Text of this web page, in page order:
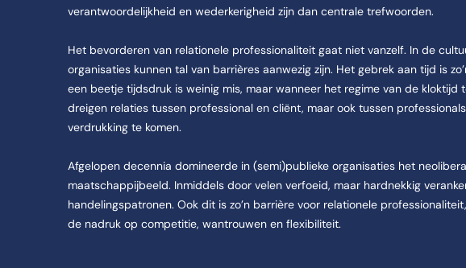
verantwoordelijkheid en wederkerigheid zijn dan centrale trefwoorden.
Het bevorderen van relationele professionaliteit gaat niet vanzelf. In de
organisaties kunnen tal van barrières aanwezig zijn. Het gebrek aan tijd is
een beetje tijdsdruk is weinig mis, maar wanneer het regime van de kloktijd
dreigen relaties tussen professional en cliënt, maar ook tussen
verdrukking te komen.
Afgelopen decennia domineerde in (semi)publieke organisaties het
maatschappijbeeld. Inmiddels door velen verfoeid, maar hardnekkig
handelingspatronen. Ook dit is zo’n barrière voor relationele
de nadruk op competitie, wantrouwen en flexibiliteit.